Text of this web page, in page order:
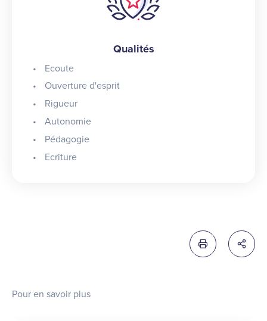
Qualités
Ecoute
Ouverture d'esprit
Rigueur
Autonomie
Pédagogie
Ecriture
Imprimer cette
Pour en savoir plus